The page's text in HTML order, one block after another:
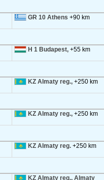
GR 10 Athens +90 km
H 1 Budapest, +55 km
KZ Almaty reg., +250 km
KZ Almaty reg., +250 km
KZ Almaty reg. +250 km
KZ Almaty reg., Almaty